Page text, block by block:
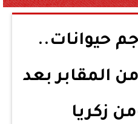
حيوانات..
المقابر بعد
زكريا